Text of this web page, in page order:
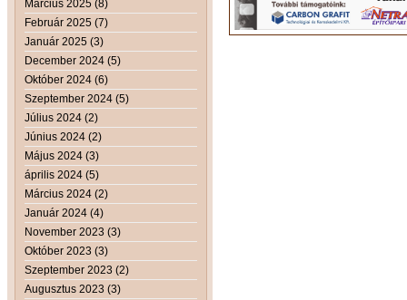
Március 2025 (8)
Február 2025 (7)
Január 2025 (3)
December 2024 (5)
Október 2024 (6)
Szeptember 2024 (5)
Július 2024 (2)
Június 2024 (2)
Május 2024 (3)
április 2024 (5)
Március 2024 (2)
Január 2024 (4)
November 2023 (3)
Október 2023 (3)
Szeptember 2023 (2)
Augusztus 2023 (3)